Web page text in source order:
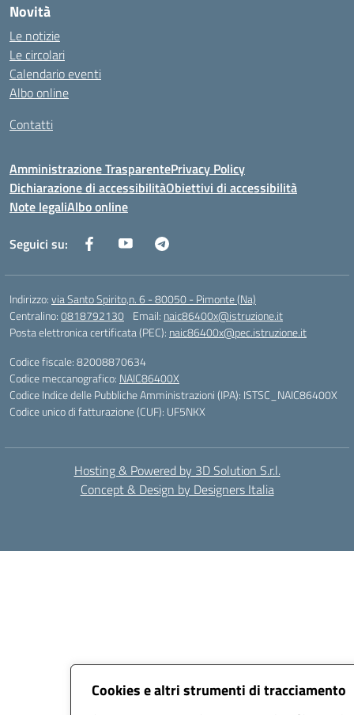
Cookies e altri strumenti di tracciamento
Novità
Le notizie
Le circolari
Calendario eventi
Albo online
Contatti
Amministrazione TrasparentePrivacy Policy
Dichiarazione di accessibilitàObiettivi di accessibilità
Note legaliAlbo online
Seguici su:
Indirizzo:via Santo Spirito,n. 6 - 80050 - Pimonte (Na)
Centralino:0818792130 Email: naic86400x@istruzione.it
Posta elettronica certificata (PEC): naic86400x@pec.istruzione.it
Codice fiscale: 82008870634
Codice meccanografico: NAIC86400X
Codice Indice delle Pubbliche Amministrazioni (IPA): ISTSC_NAIC86400X
Codice unico di fatturazione (CUF): UF5NKX
Hosting & Powered by 3D Solution S.r.l.
Concept & Design by Designers Italia